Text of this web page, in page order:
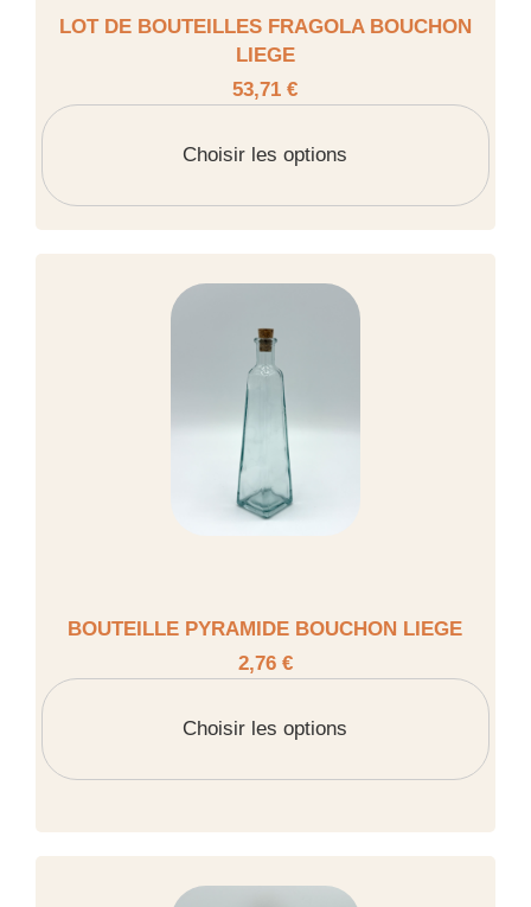
LOT DE BOUTEILLES FRAGOLA BOUCHON
LIEGE
53,71 €
Choisir les options
BOUTEILLE PYRAMIDE BOUCHON LIEGE
2,76 €
Choisir les options